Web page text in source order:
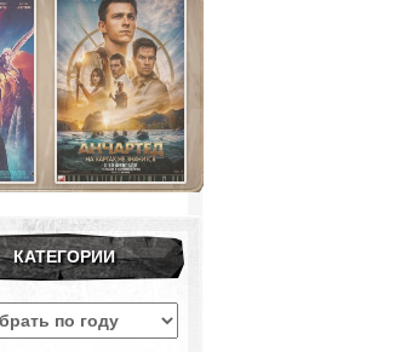
КАТЕГОРИИ